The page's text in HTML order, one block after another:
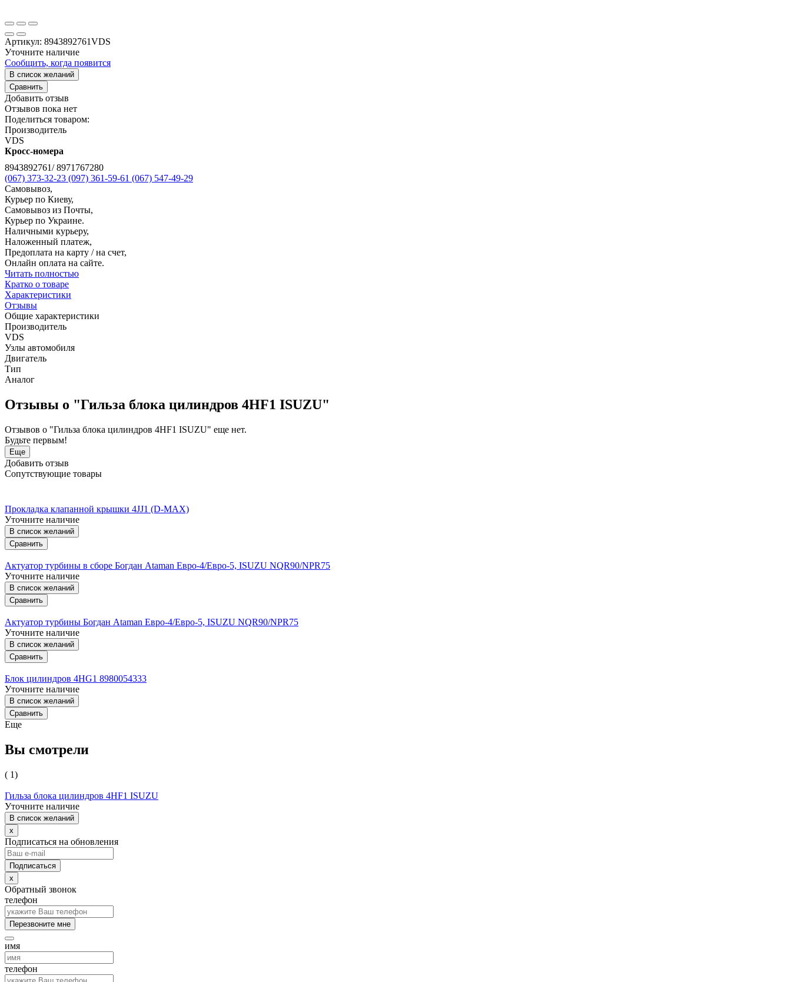
Артикул: 8943892761VDS
Уточните наличие
Сообщить, когда появится
В список желаний
Сравнить
Добавить отзыв
Отзывов пока нет
Поделиться товаром:
Производитель
VDS
Кросс-номера
8943892761/ 8971767280
(067) 373-32-23 (097) 361-59-61 (067) 547-49-29
Самовывоз,
Курьер по Киеву,
Самовывоз из Почты,
Курьер по Украине.
Наличными курьеру,
Наложенный платеж,
Предоплата на карту / на счет,
Онлайн оплата на сайте.
Читать полностью
Кратко о товаре
Характеристики
Отзывы
Общие характеристики
Производитель
VDS
Узлы автомобиля
Двигатель
Тип
Аналог
Отзывы о "Гильза блока цилиндров 4HF1 ISUZU"
Отзывов о "Гильза блока цилиндров 4HF1 ISUZU" еще нет.
Будьте первым!
Еще
Добавить отзыв
Сопутствующие товары
Прокладка клапанной крышки 4JJ1 (D-MAX)
Уточните наличие
В список желаний
Сравнить
Актуатор турбины в сборе Богдан Ataman Евро-4/Евро-5, ISUZU NQR90/NPR75
Уточните наличие
В список желаний
Сравнить
Актуатор турбины Богдан Ataman Евро-4/Евро-5, ISUZU NQR90/NPR75
Уточните наличие
В список желаний
Сравнить
Блок цилиндров 4HG1 8980054333
Уточните наличие
В список желаний
Сравнить
Еще
Вы смотрели
( 1)
Гильза блока цилиндров 4HF1 ISUZU
Уточните наличие
В список желаний
x
Подписаться на обновления
x
Обратный звонок
телефон
Перезвоните мне
имя
телефон